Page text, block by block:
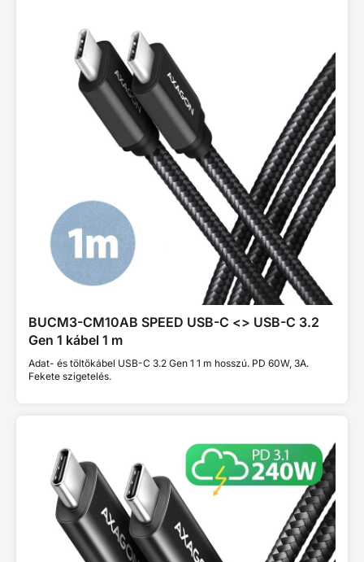
BUCM3-CM10AB SPEED USB-C <> USB-C 3.2
Gen 1 kábel 1 m
Adat- és töltőkábel USB-C 3.2 Gen 1 1 m hosszú. PD 60W, 3A.
Fekete szigetelés.